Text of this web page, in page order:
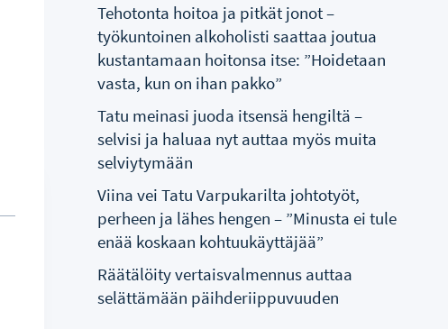
Tehotonta hoitoa ja pitkät jonot –
työkuntoinen alkoholisti saattaa joutua
kustantamaan hoitonsa itse: ”Hoidetaan
vasta, kun on ihan pakko”
Tatu meinasi juoda itsensä hengiltä –
selvisi ja haluaa nyt auttaa myös muita
selviytymään
Viina vei Tatu Varpukarilta johtotyöt,
perheen ja lähes hengen – ”Minusta ei tule
enää koskaan kohtuukäyttäjää”
Räätälöity vertaisvalmennus auttaa
selättämään päihderiippuvuuden